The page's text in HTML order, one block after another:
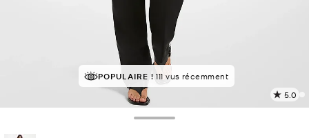
POPULAIRE ! 111 vus récemment
5.0
1